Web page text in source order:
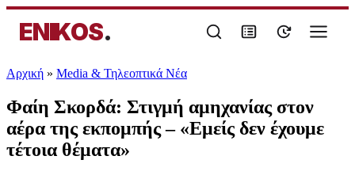
ENIKOS.
Αρχική » Media & Τηλεοπτικά Νέα
Φαίη Σκορδά: Στιγμή αμηχανίας στον
αέρα της εκπομπής – «Εμείς δεν έχουμε
τέτοια θέματα»